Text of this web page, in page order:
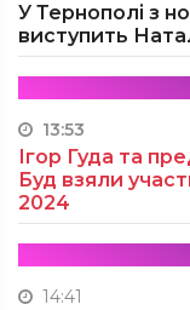
У Тернополі з
виступить
13:53
Ігор Гуда та
Буд взяли
2024
14:41